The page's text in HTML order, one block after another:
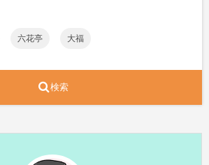
六花亭 大福
検索